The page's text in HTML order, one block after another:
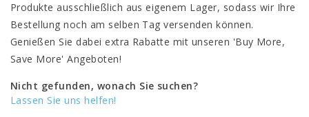
Produkte ausschließlich aus eigenem Lager, sodass wir Ihre
Bestellung noch am selben Tag versenden können.
Genießen Sie dabei extra Rabatte mit unseren 'Buy More,
Save More' Angeboten!
Nicht gefunden, wonach Sie suchen?
Lassen Sie uns helfen!